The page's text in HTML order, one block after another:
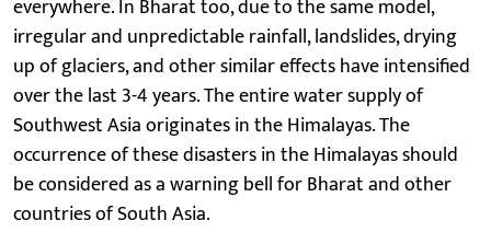
everywhere. In Bharat too, due to the same model,
irregular and unpredictable rainfall, landslides, drying
up of glaciers, and other similar effects have intensified
over the last 3-4 years. The entire water supply of
Southwest Asia originates in the Himalayas. The
occurrence of these disasters in the Himalayas should
be considered as a warning bell for Bharat and other
countries of South Asia.